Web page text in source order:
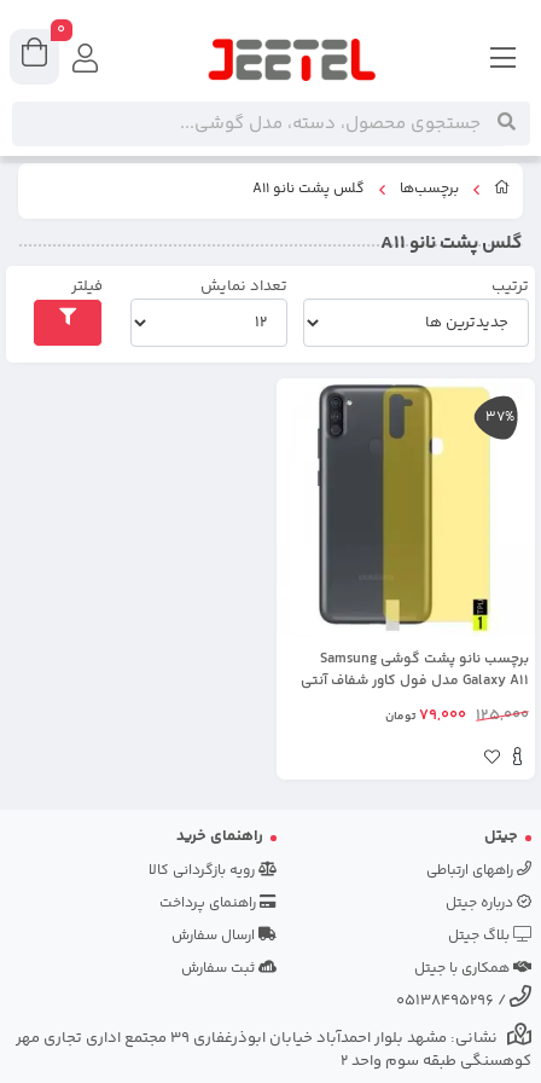
برچسب‌ها گلس پشت نانو A11
گلس پشت نانو A11
ترتیب تعداد نمایش فیلتر
37%
برچسب نانو پشت گوشی Samsung
Galaxy A11 مدل فول کاور شفاف آنتی
125,000
79,000تومان
جیتل
راههای ارتباطی
درباره جیتل
بلاگ جیتل
همکاری با جیتل
راهنمای خرید
رویه بازگردانی کالا
راهنمای پرداخت
ارسال سفارش
ثبت سفارش
/
05138495296
نشانی: مشهد بلوار احمدآباد خیابان ابوذرغفاری 39 مجتمع اداری تجاری مهر
کوهسنگی طبقه سوم واحد 2
0